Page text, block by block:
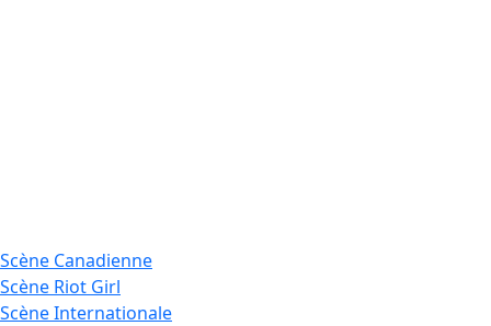
Scène Canadienne
Scène Riot Girl
ScèneInternationale